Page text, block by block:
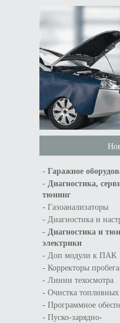
- Гаражное
- Диагностика,
тюнинг
- Газоанализаторы
- Диагностика и
- Диагностика и
электрики
- Доп модули к ПАК
- Корректоры пробега
- Линии техосмотра
- Очистка топливных
- Программное
- Пуско-зарядно-